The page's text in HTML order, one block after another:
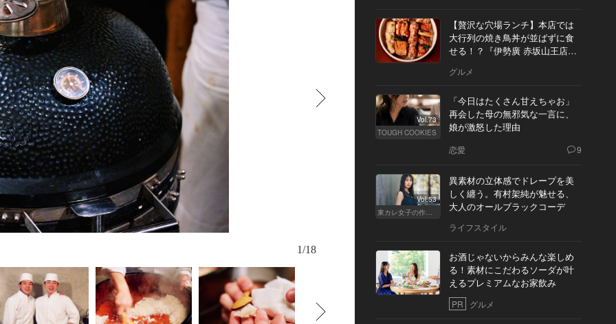
通常の「中治 勝親方の旬 握りおまかせコース」は￥22,000で提供
1/18
【贅沢な穴場ランチ】本店では
大行列の焼き鳥丼が並ばずに食
せる！？『伊勢廣 赤坂山王店』
グルメ
Vol.73
TOUGH COOKIES
「今日はたくさん甘えちゃお」
再会した母の無邪気な一言に、
娘が激怒した理由
恋愛 9
Vol.53
東カレ女子の作り方
異素材の立体感でドレープを美
しく纏う。有村架純が魅せる、
大人のオールブラックコーデ
ライフスタイル
お酒じゃないからみんな楽しめ
る！素材にこだわるソーダが叶
えるプレミアムなお家飲み
PR グルメ